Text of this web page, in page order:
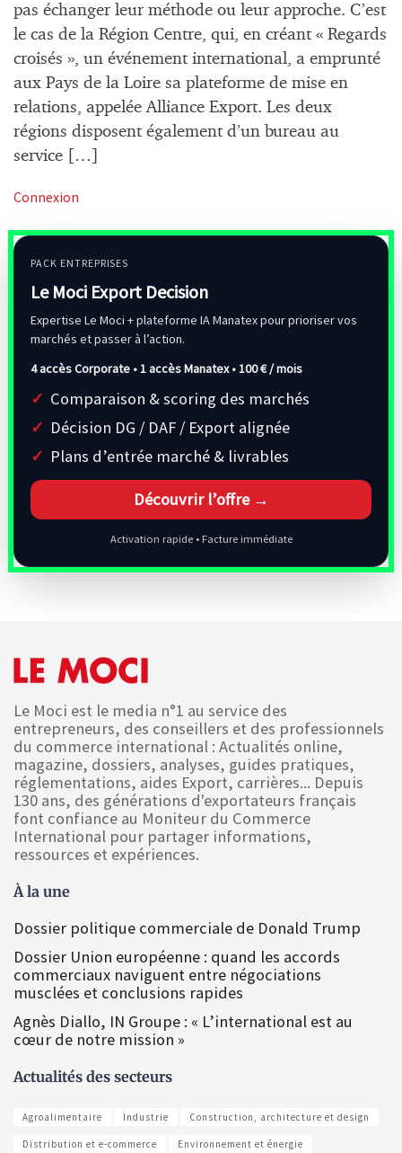
pas échanger leur méthode ou leur approche. C’est
le cas de la Région Centre, qui, en créant « Regards
croisés », un événement international, a emprunté
aux Pays de la Loire sa plateforme de mise en
relations, appelée Alliance Export. Les deux
régions disposent également d’un bureau au
service […]
Connexion
PACK ENTREPRISES
Le Moci Export Decision
Expertise Le Moci + plateforme IA Manatex pour prioriser vos
marchés et passer à l’action.
4 accès Corporate • 1 accès Manatex •100 € / mois
Comparaison & scoring des marchés
Décision DG / DAF / Export alignée
Plans d’entrée marché & livrables
Découvrir l’offre →
Activation rapide • Facture immédiate
Le Moci est le media n°1 au service des
entrepreneurs, des conseillers et des professionnels
du commerce international : Actualités online,
magazine, dossiers, analyses, guides pratiques,
réglementations, aides Export, carrières... Depuis
130 ans, des générations d'exportateurs français
font confiance au Moniteur du Commerce
International pour partager informations,
ressources et expériences.
À la une
Dossier politique commerciale de Donald Trump
Dossier Union européenne : quand les accords
commerciaux naviguent entre négociations
musclées et conclusions rapides
Agnès Diallo, IN Groupe : « L’international est au
cœur de notre mission »
Actualités des secteurs
Agroalimentaire Industrie Construction, architecture et design
Distribution et e-commerce Environnement et énergie